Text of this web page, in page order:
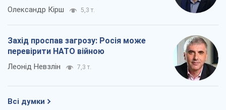
Олександр Кірш 5,3 т.
Захід проспав загрозу: Росія може
перевірити НАТО війною
Леонід Невзлін 7,3 т.
Всі думки